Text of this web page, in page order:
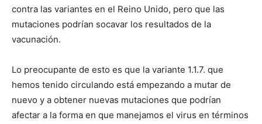
contra las variantes en el Reino Unido, pero que las
mutaciones podrían socavar los resultados de la
vacunación.
Lo preocupante de esto es que la variante 1.1.7. que
hemos tenido circulando está empezando a mutar de
nuevo y a obtener nuevas mutaciones que podrían
afectar a la forma en que manejamos el virus en términos